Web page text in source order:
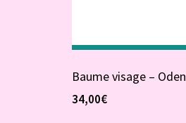
Baume visage – Oden
34,00€